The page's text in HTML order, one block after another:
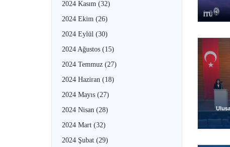
2024 Kasım (32)
2024 Ekim (26)
2024 Eylül (30)
2024 Ağustos (15)
2024 Temmuz (27)
2024 Haziran (18)
2024 Mayıs (27)
2024 Nisan (28)
2024 Mart (32)
2024 Şubat (29)